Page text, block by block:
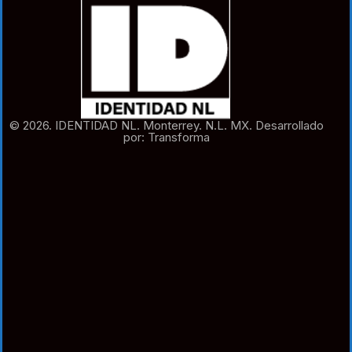
© 2026. IDENTIDAD NL. Monterrey. N.L. MX. Desarrollado
por: Transforma